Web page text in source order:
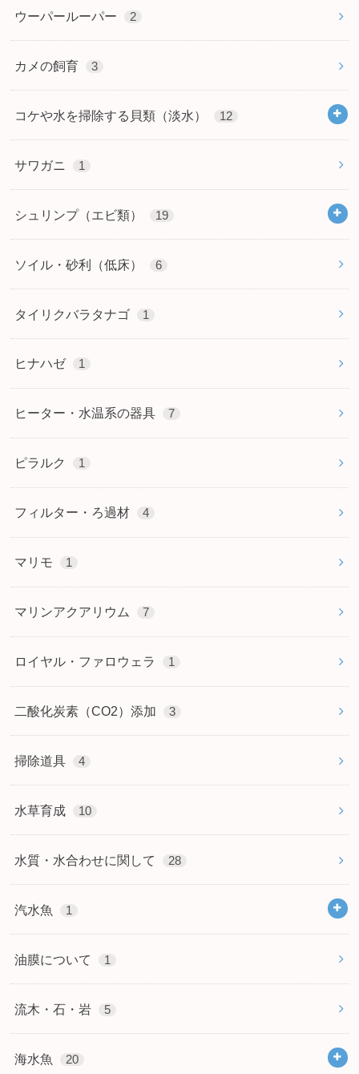
ウーパールーパー 2
カメの飼育 3
コケや水を掃除する貝類（淡水） 12
サワガニ 1
シュリンプ（エビ類） 19
ソイル・砂利（低床） 6
タイリクバラタナゴ 1
ヒナハゼ 1
ヒーター・水温系の器具 7
ピラルク 1
フィルター・ろ過材 4
マリモ 1
マリンアクアリウム 7
ロイヤル・ファロウェラ 1
二酸化炭素（CO2）添加 3
掃除道具 4
水草育成 10
水質・水合わせに関して 28
汽水魚 1
油膜について 1
流木・石・岩 5
海水魚 20